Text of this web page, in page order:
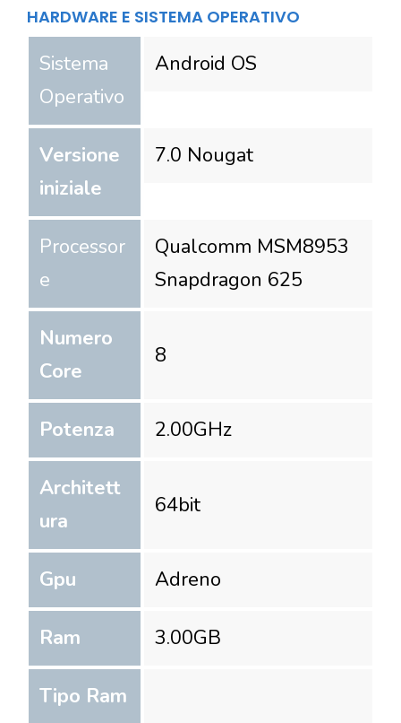
HARDWARE E SISTEMA OPERATIVO
Sistema
Operativo
Android OS
Versione
iniziale
7.0 Nougat
Processor
e
Qualcomm MSM8953
Snapdragon 625
Numero
Core
8
Potenza 2.00GHz
Architett
ura
64bit
Gpu Adreno
Ram 3.00GB
Tipo Ram